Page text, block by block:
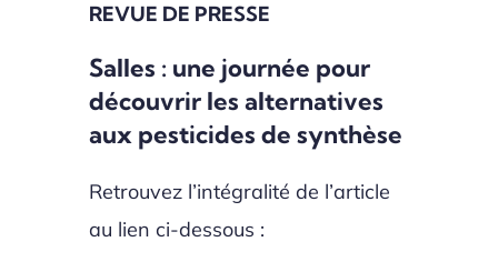
Actualités institutionnelles
Appels à projets
REVUE DE PRESSE
Salles : une journée pour
découvrir les alternatives
aux pesticides de synthèse
Retrouvez l’intégralité de l’article
au lien ci-dessous :